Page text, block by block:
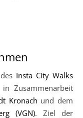
Insta City Walks
Zusammenarbeit
Kronach und dem
(VGN). Ziel der